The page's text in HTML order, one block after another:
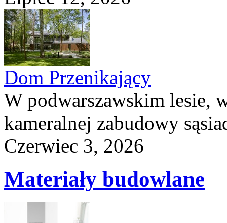
Dom Przenikający
W podwarszawskim lesie,
kameralnej zabudowy
Czerwiec 3, 2026
Materiały budowlane